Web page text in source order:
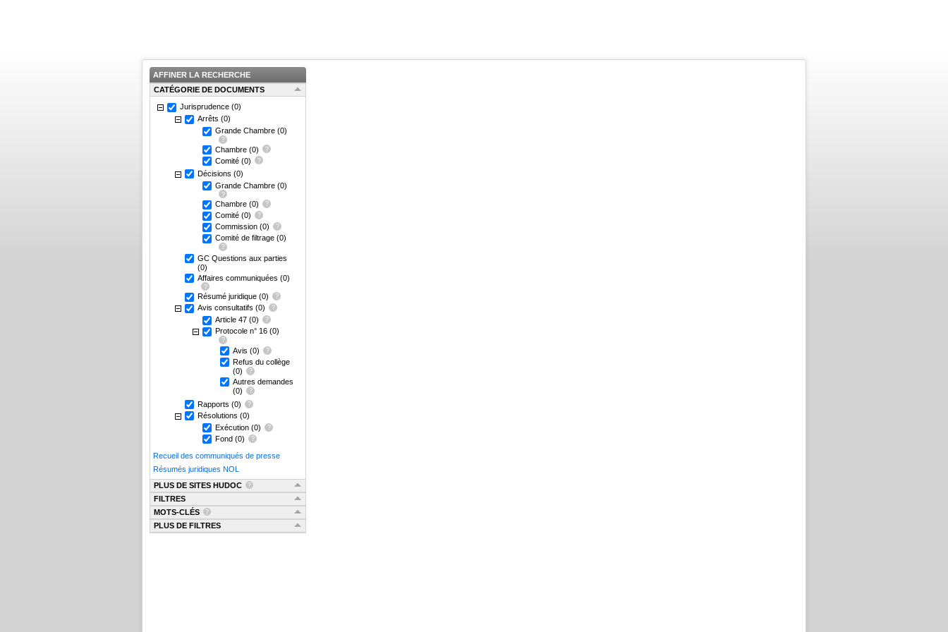
AFFINER LA RECHERCHE
CATÉGORIE DE DOCUMENTS
Jurisprudence (0)
Arrêts (0)
Grande Chambre (0)
Chambre (0)
Comité (0)
Décisions (0)
Grande Chambre (0)
Chambre (0)
Comité (0)
Commission (0)
Comité de filtrage (0)
GC Questions aux parties
(0)
Affaires communiquées (0)
Résumé juridique (0)
Avis consultatifs (0)
Article 47 (0)
Protocole n° 16 (0)
Avis (0)
Refus du collège
(0)
Autres demandes
(0)
Rapports (0)
Résolutions (0)
Exécution (0)
Fond (0)
Recueil des communiqués de presse
Résumés juridiques NOL
PLUS DE SITES HUDOC
FILTRES
MOTS-CLÉS
PLUS DE FILTRES